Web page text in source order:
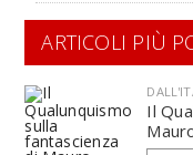
ARTICOLI PIÙ
Il